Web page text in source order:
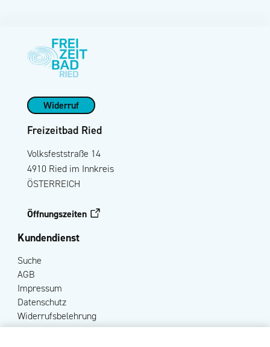
Widerruf
Freizeitbad Ried
Volksfeststraße 14
4910 Ried im Innkreis
ÖSTERREICH
Öffnungszeiten
Kundendienst
Suche
AGB
Impressum
Datenschutz
Widerrufsbelehrung